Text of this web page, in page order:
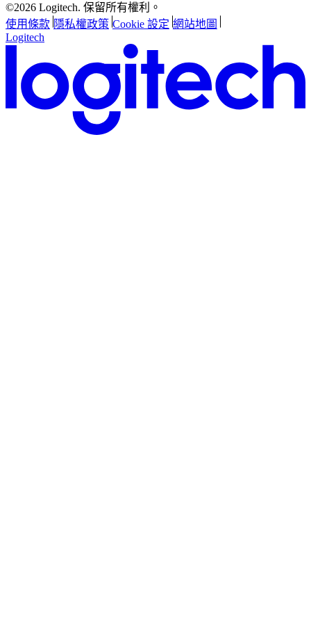
©2026 Logitech. 保留所有權利。
使用條款 隱私權政策 Cookie 設定 網站地圖
Logitech